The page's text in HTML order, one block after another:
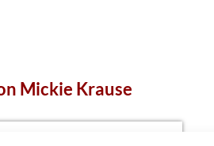
Mickie Krause